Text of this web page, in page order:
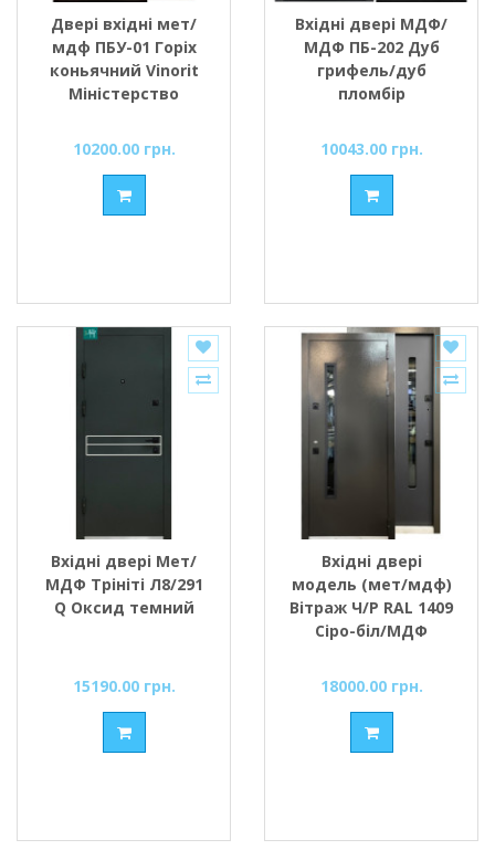
Двері вхідні мет/
мдф ПБУ-01 Горіх
коньячний Vinorit
Міністерство
10200.00 грн.
Вхідні двері МДФ/
МДФ ПБ-202 Дуб
грифель/дуб
пломбір
10043.00 грн.
Вхідні двері Мет/
МДФ Трініті Л8/291
Q Оксид темний
15190.00 грн.
Вхідні двері
модель (мет/мдф)
Вітраж Ч/Р RAL 1409
Сіро-біл/МДФ
Міністерство
Дверей
18000.00 грн.